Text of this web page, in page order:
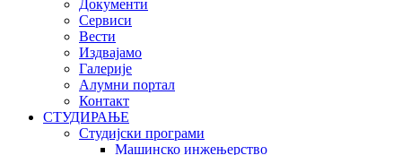
Документи
Сервиси
Вести
Издвајамо
Галерије
Алумни портал
Контакт
СТУДИРАЊЕ
Студијски програми
Машинско инжењерство